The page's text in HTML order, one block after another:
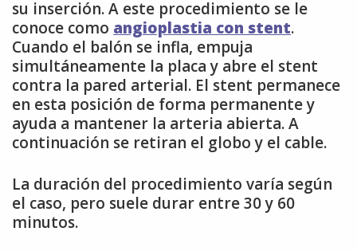
su inserción. A este procedimiento se le
conoce como angioplastia con stent.
Cuando el balón se infla, empuja
simultáneamente la placa y abre el stent
contra la pared arterial. El stent permanece
en esta posición de forma permanente y
ayuda a mantener la arteria abierta. A
continuación se retiran el globo y el cable.
La duración del procedimiento varía según
el caso, pero suele durar entre 30 y 60
minutos.